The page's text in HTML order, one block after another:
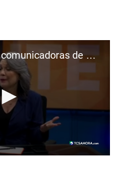
Mujeres exitosas y comunicadoras de primer nivel en El Salvador